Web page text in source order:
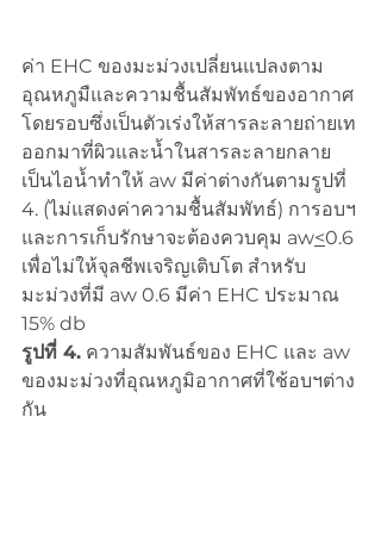
ค่า EHC ของมะม่วงเปลี่ยนแปลงตาม
อุณหภูมืและความชื้นสัมพัทธ์ของอากาศ
โดยรอบซึ่งเป็นตัวเร่งให้สารละลายถ่ายเท
ออกมาที่ผิวและน้ำในสารละลายกลาย
เป็นไอน้ำทำให้ aw มีค่าต่างกันตามรูปที่
4. (ไม่แสดงค่าความชื้นสัมพัทธ์) การอบฯ
และการเก็บรักษาจะต้องควบคุม aw<0.6
เพื่อไม่ให้จุลชีพเจริญเติบโต สำหรับ
มะม่วงที่มี aw 0.6 มีค่า EHC ประมาณ
15% db
รูปที่ 4. ความสัมพันธ์ของ EHC และ aw
ของมะม่วงที่อุณหภูมิอากาศที่ใช้อบฯต่าง
กัน